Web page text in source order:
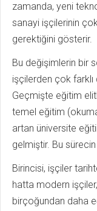
zamanda, yeni
sanayi işçilerinin
gerektiğini gösterir.
Bu değişimlerin bir
işçilerden çok farklı
Geçmişte eğitim
temel eğitim
artan üniversite
gelmiştir. Bu
Birincisi, işçiler
hatta modern
birçoğundan daha